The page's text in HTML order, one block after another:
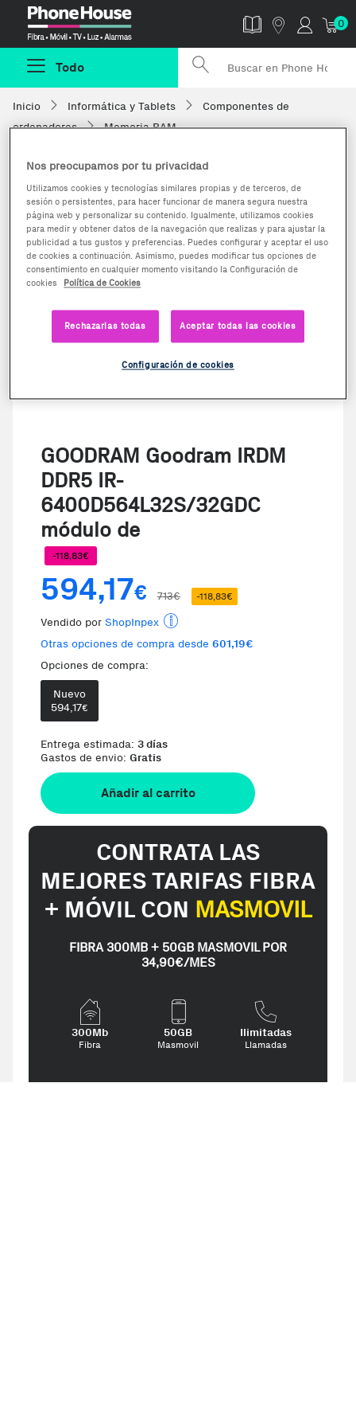
0
Todo
Inicio Informática y Tablets
Componentes de
ordenadores
Memoria RAM
GOODRAM Goodram IRDM
DDR5 IR-
6400D564L32S/32GDC
módulo de
-118,83€
594,17€ 713€ -118,83€
Vendido por ShopInpex
Otras opciones de compra desde 601,19€
Opciones de compra:
Nuevo
594,17€
Entrega estimada: 3 días
Gastos de envio: Gratis
Añadir al carrito
CONTRATA LAS
MEJORES TARIFAS FIBRA
+ MÓVIL CON MASMOVIL
FIBRA 300MB + 50GB MASMOVIL POR
34,90€/MES
300Mb
Fibra
50GB
Masmovil
Ilimitadas
Llamadas
Nos preocupamos por tu privacidad
Utilizamos cookies y tecnologías similares propias y de terceros, de
sesión o persistentes, para hacer funcionar de manera segura nuestra
página web y personalizar su contenido. Igualmente, utilizamos cookies
para medir y obtener datos de la navegación que realizas y para ajustar la
publicidad a tus gustos y preferencias. Puedes configurar y aceptar el uso
de cookies a continuación. Asimismo, puedes modificar tus opciones de
consentimiento en cualquier momento visitando la Configuración de
cookies
Política de Cookies
Rechazarlas todas Aceptar todas las cookies
Configuración de cookies